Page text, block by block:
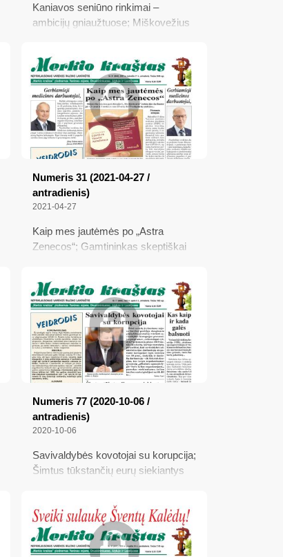
Kaniavos seniūno rinkimai –
ambicijų gniaužtuose; Miškovežius
valstybė; Baimės akys plačios
Numeris 31 (2021-04-27 /
antradienis)
2021-04-27
Kaip mes jautėmės po „Astra
Zenecos“; Gamtininkas skeptiškai
aplinką; Akcija „Darom“ grįžta
Numeris 77 (2020-10-06 /
antradienis)
2020-10-06
Savivaldybės kovotojai su korupcija;
Šimtus tūkstančių eurų siekiantys
kaip ir kada galės balsuoti